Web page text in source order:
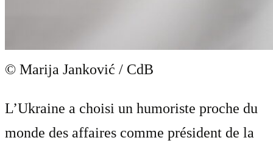
© Marija Janković / CdB
L’Ukraine a choisi un humoriste proche du
monde des affaires comme président de la